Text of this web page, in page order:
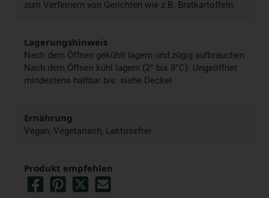
zum Verfeinern von Gerichten wie z.B. Bratkartoffeln.
Lagerungshinweis
Nach dem Öffnen gekühlt lagern und zügig aufbrauchen
Nach dem Öffnen kühl lagern (2° bis 8°C). Ungeöffnet
mindestens haltbar bis: siehe Deckel
Ernährung
Vegan, Vegetarisch, Laktosefrei
Produkt empfehlen